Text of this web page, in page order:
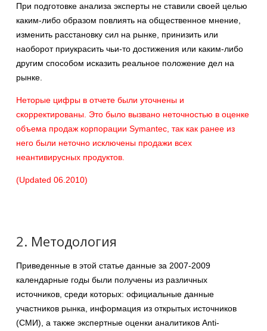
При подготовке анализа эксперты не ставили своей целью
каким-либо образом повлиять на общественное мнение,
изменить расстановку сил на рынке, принизить или
наоборот приукрасить чьи-то достижения или каким-либо
другим способом исказить реальное положение дел на
рынке.
Неторые цифры в отчете были уточнены и
скорректированы. Это было вызвано неточностью в оценке
объема продаж корпорации Symantec, так как ранее из
него были неточно исключены продажи всех
неантивирусных продуктов.
(Updated 06.2010)
2. Методология
Приведенные в этой статье данные за 2007-2009
календарные годы были получены из различных
источников, среди которых: официальные данные
участников рынка, информация из открытых источников
(СМИ), а также экспертные оценки аналитиков Anti-